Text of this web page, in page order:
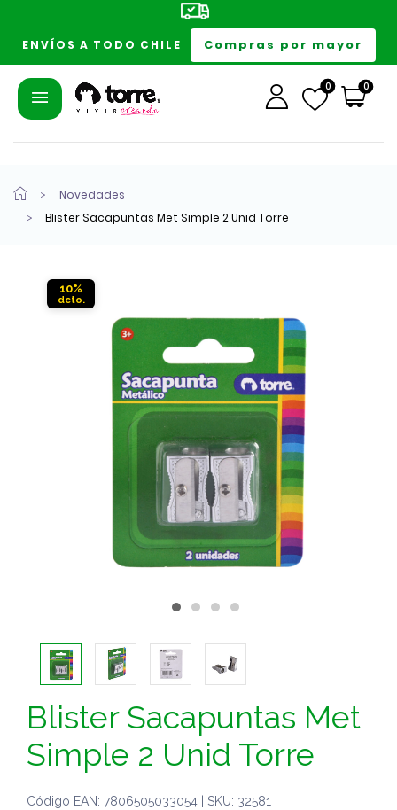
ENVÍOS A TODO CHILE Compras por mayor
0 0
Novedades
Blister Sacapuntas Met Simple 2 Unid Torre
10%
Blister Sacapuntas Met
Simple 2 Unid Torre
Código EAN: 7806505033054 | SKU: 32581